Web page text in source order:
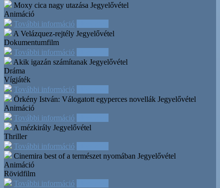
Moxy cica nagy utazása Jegyelővétel
Animáció
További információ
A Velázquez-rejtély Jegyelővétel
Dokumentumfilm
További információ
Akik igazán számítanak Jegyelővétel
Dráma
Vígjáték
További információ
Örkény István: Válogatott egyperces novellák Jegyelővétel
Animáció
További információ
A mézkirály Jegyelővétel
Thriller
További információ
Cinemira best of a természet nyomában Jegyelővétel
Animáció
Rövidfilm
További információ